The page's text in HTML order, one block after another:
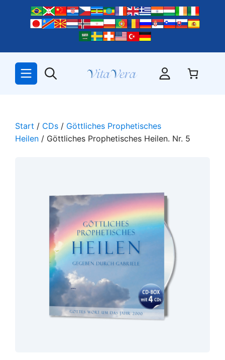
springen
Start / CDs / Göttliches Prophetisches
Heilen / Göttliches Prophetisches Heilen. Nr. 5